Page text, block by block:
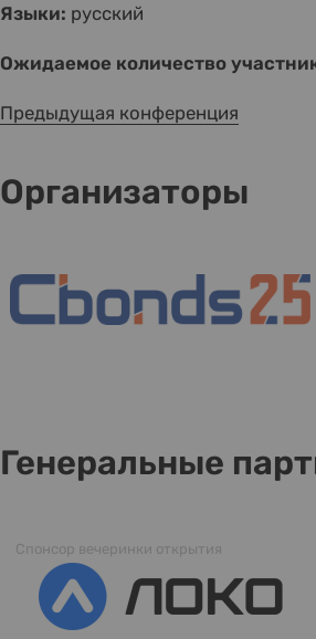
Языки: русский
Ожидаемое количество
Предыдущая конференция
Организаторы
Генеральные
Спонсор вечеринки открытия